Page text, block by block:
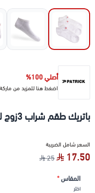
أصلي 100%
اضغط هنا للمزيد من ماركة
باتريك طقم شراب 3زوج لايف ستايل نسائي
السعر شامل الضريبة
17.50
25
المقاس*
اختر